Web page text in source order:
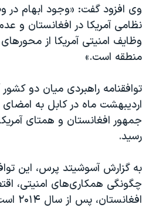
نرگس محمدی برنده جایزه نوبل صلح
همایش محافظه‌کاران آمریکا
صفحه‌های ویژه
وی افزود گفت: «وجود ابهام در
نظامی آمریکا در افغانستان و
وظايف امنیتی آمریکا از
منطقه است.»
اردیبهشت‌ ماه در کابل به
جمهور افغانستان و همتای
رسید.
به گزارش آسوشیتد پرس، اين
چگونگی همکاری‌های امنیتی،
افغانستان، پس از سال ۲۰۱۴ است.